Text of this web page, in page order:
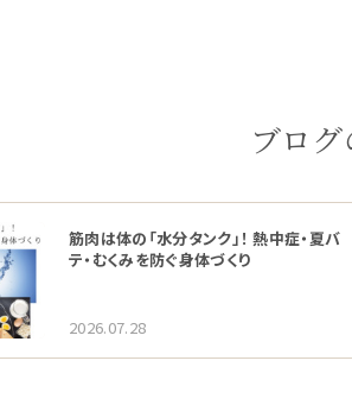
ブロ
筋肉は体の「水分タンク」！ 熱中症・夏バ
テ・むくみを防ぐ身体づくり
2026.07.28